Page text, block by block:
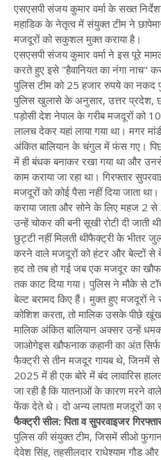
एसएसपी संजय कुमार वर्मा के सख्त
महाडिक के नेतृत्व में संयुक्त टीम ने
मजदूरों को सकुशल मुक्त कराया है।
एसएसपी संजय कुमार वर्मा ने इस पूरे
करते हुए इसे "हैवानियत का नंगा नाच"
पुलिस टीम को 25 हजार रुपये का नकद
पुलिस खुलासे के अनुसार, उत्तर प्रदेश,
पड़ोसी देश नेपाल के गरीब मजदूरों को
लालच देकर यहां लाया गया था। मगर
अंकित बालियान के चंगुल में फंस गए।
में ही बंधक बनाकर रखा गया था और
काम कराया जा रहा था। गिरफ्तार
मजदूरों को कोई पैसा नहीं दिया जाता
कराया जाता और सोने के लिए महज 2
उन्हें चोकर की बनी सूखी रोटी दी जाती
छुट्टी नहीं मिलती थीफैक्ट्री के भीतर
करने वाले मजदूरों को हंटर और बेल्टों से
हद तो तब हो गई जब एक मजदूर का
तक काट दिया गया। पुलिस ने मौके से
बेल्ट बरामद किए हैं। मुक्त हुए मजदूरों ने
कोशिश करता, तो मालिक उसके पीछे
मालिक अंकित बालियान अक्सर उन्हें
जाओगेइस खौफनाक कहानी का अंत सिर्फ
फैक्ट्री से तीन मजदूर गायब थे, जिनमें से
2025 में ही एक बोरे में बंद लावारिस
जा रही है कि यातनाओं के कारण मरने
फेंक देते थे। दो अन्य लापता मजदूरों का
फैक्ट्री सील: पिता व सुपरवाइजर
पुलिस की संयुक्त टीम, जिसमें सीओ
देवेश सिंह, तहसीलदार राधेश्याम गौड और